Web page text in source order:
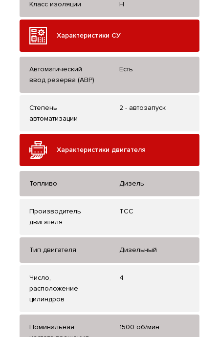
Класс изоляции H
Характеристики СУ
Автоматический
ввод резерва (АВР)
Есть
Степень
автоматизации
2 - автозапуск
Характеристики двигателя
Топливо Дизель
Производитель
двигателя
ТСС
Тип двигателя Дизельный
Число,
расположение
цилиндров
4
Номинальная
1500 об/мин